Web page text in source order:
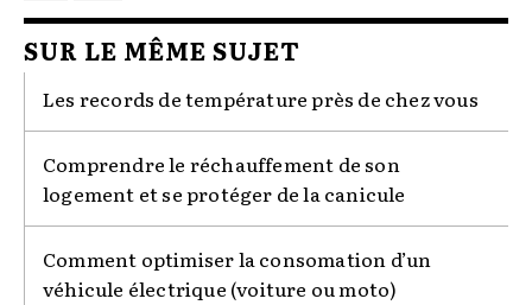
SUR LE MÊME SUJET
Les records de température près de chez vous
Comprendre le réchauffement de son
logement et se protéger de la canicule
Comment optimiser la consomation d’un
véhicule électrique (voiture ou moto)